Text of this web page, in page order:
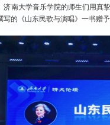
南大学音乐学院的师生们用
的《山东民歌与演唱》一书赠